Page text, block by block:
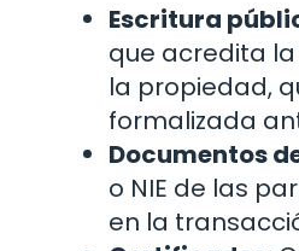
Escritura
que acredita
la propiedad,
formalizada
Documentos
o NIE de las
en la